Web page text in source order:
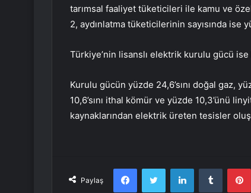
tarımsal faaliyet tüketicileri ile kamu ve
2, aydınlatma tüketicilerinin sayısında ise
Türkiye’nin lisanslı elektrik kurulu gücü
Kurulu gücün yüzde 24,6’sını doğal gaz,
10,6’sını ithal kömür ve yüzde 10,3’ünü
kaynaklarından elektrik üreten tesisler
Paylaş
FacebookTwitter LinkedInTumblr